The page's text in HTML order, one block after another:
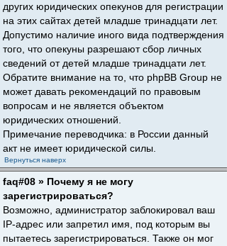
других юридических опекунов для регистрации
на этих сайтах детей младше тринадцати лет.
Допустимо наличие иного вида подтверждения
того, что опекуны разрешают сбор личных
сведений от детей младше тринадцати лет.
Обратите внимание на то, что phpBB Group не
может давать рекомендаций по правовым
вопросам и не является объектом
юридических отношений.
Примечание переводчика: в России данный
акт не имеет юридической силы.
Вернуться наверх
faq#08 » Почему я не могу
зарегистрироваться?
Возможно, администратор заблокировал ваш
IP-адрес или запретил имя, под которым вы
пытаетесь зарегистрироваться. Также он мог